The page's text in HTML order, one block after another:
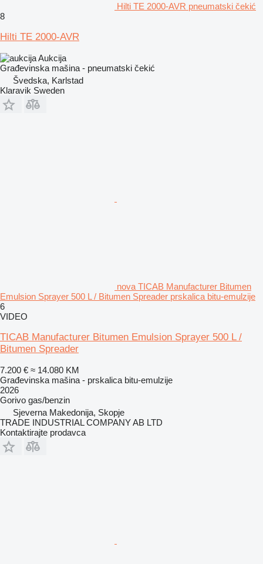
Hilti TE 2000-AVR pneumatski čekić
8
Hilti TE 2000-AVR
Aukcija
Građevinska mašina - pneumatski čekić
Švedska, Karlstad
Klaravik Sweden
nova TICAB Manufacturer Bitumen
Emulsion Sprayer 500 L / Bitumen Spreader prskalica bitu-emulzije
6
VIDEO
TICAB Manufacturer Bitumen Emulsion Sprayer 500 L /
Bitumen Spreader
7.200 € ≈ 14.080 KM
Građevinska mašina - prskalica bitu-emulzije
2026
Gorivo gas/benzin
Sjeverna Makedonija, Skopje
TRADE INDUSTRIAL COMPANY AB LTD
Kontaktirajte prodavca